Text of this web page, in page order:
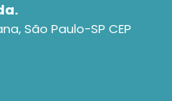
São Paulo-SP CEP